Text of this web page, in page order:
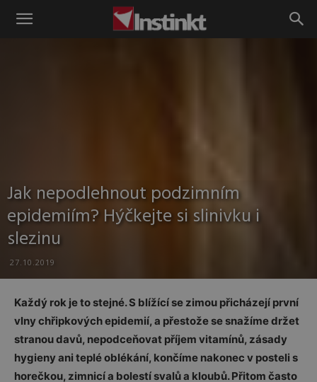
Instinkt
Jak nepodlehnout podzimním
epidemiím? Hýčkejte si slinivku i
slezinu
27.10.2019
Každý rok je to stejné. S blížící se zimou přicházejí první
vlny chřipkových epidemií, a přestože se snažíme držet
stranou davů, nepodceňovat příjem vitamínů, zásady
hygieny ani teplé oblékání, končíme nakonec v posteli s
horečkou, zimnicí a bolestí svalů a kloubů. Přitom často